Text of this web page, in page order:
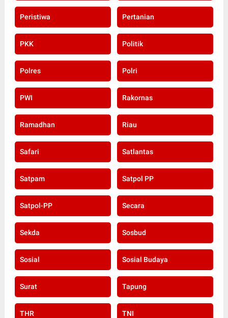
Peristiwa Pertanian
PKK Politik
Polres Polri
PWI Rakornas
Ramadhan Riau
Safari Satlantas
Satpam Satpol PP
Satpol-PP Secara
Sekda Sosbud
Sosial Sosial Budaya
Surat Tapung
THR TNI